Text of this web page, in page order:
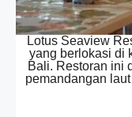
Lotus Seaview
yang berlokasi di
Bali. Restoran ini
pemandangan